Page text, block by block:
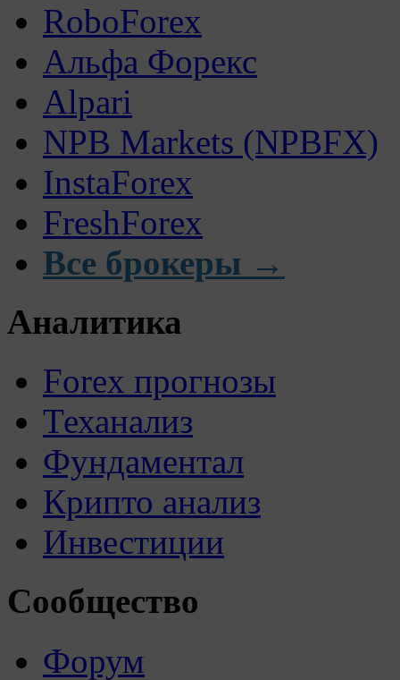
RoboForex
Альфа Форекс
Alpari
NPB Markets (NPBFX)
InstaForex
FreshForex
Все брокеры →
Аналитика
Forex прогнозы
Теханализ
Фундаментал
Крипто анализ
Инвестиции
Сообщество
Форум